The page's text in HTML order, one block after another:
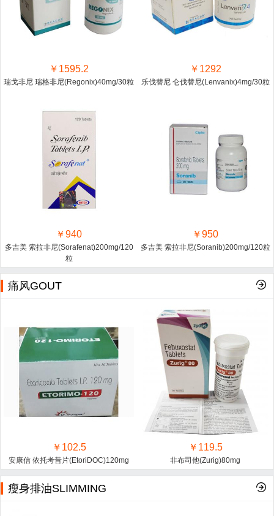
￥1595.2
瑞戈非尼 瑞格非尼(Regonix)40mg/30粒
￥1292
乐伐替尼 仑伐替尼(Lenvanix)4mg/30粒
￥940
多吉美 索拉非尼(Sorafenat)200mg/120
粒
￥950
多吉美 索拉非尼(Soranib)200mg/120粒
痛风GOUT
￥102.5
安康信 依托考昔片(EtoriDOC)120mg
￥119.5
非布司他(Zurig)80mg
瘦身排油SLIMMING